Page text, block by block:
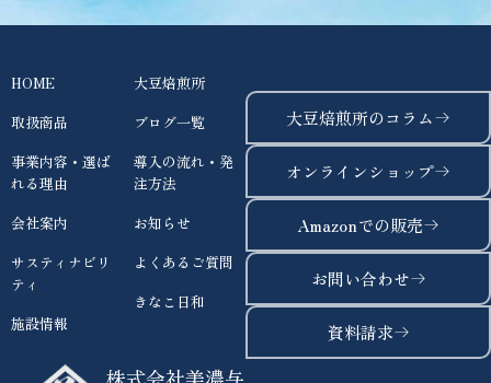
HOME
取扱商品
事業内容・選ば
れる理由
会社案内
サスティナビリ
ティ
施設情報
大豆焙煎所
ブログ一覧
導入の流れ・発
注方法
お知らせ
よくあるご質問
きなこ日和
大豆焙煎所のコラム
オンラインショップ
Amazonでの販売
お問い合わせ
資料請求